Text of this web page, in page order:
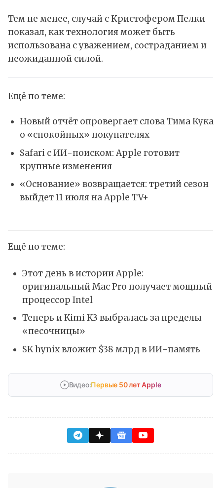
Тем не менее, случай с Кристофером Пелки
показал, как технология может быть
использована с уважением, состраданием и
неожиданной силой.
Ещё по теме:
Новый отчёт опровергает слова Тима Кука
о «спокойных» покупателях
Safari с ИИ-поиском: Apple готовит
крупные изменения
«Основание» возвращается: третий сезон
выйдет 11 июля на Apple TV+
Ещё по теме:
Этот день в истории Apple:
оригинальный Mac Pro получает мощный
процессор Intel
Теперь и Kimi K3 выбралась за пределы
«песочницы»
SK hynix вложит $38 млрд в ИИ-память
Видео:Первые 50 лет Apple